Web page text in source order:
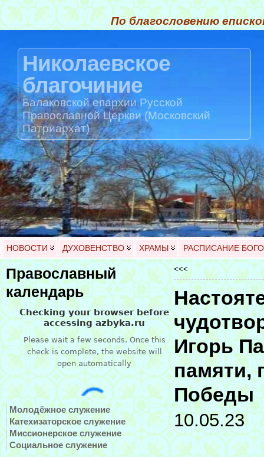
По благословению
Николаевское
благочиние
Балаковской епархии Русской
Православной Церкви (Московский
Патриархат)
НОВОСТИ ДУХОВЕНСТВО ХРАМЫ РАСПИСАНИЕ
Православный
календарь
Молодёжное служение
Катехизаторское служение
Миссионерское служение
Социальное служение
<<<
Игорь
памяти,
Победы
10.05.23